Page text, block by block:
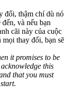
đổi, thậm chí dù nó
và nếu bạn
cãi này của cuộc
thay đổi, bạn sẽ
it promises to be
this
that you must